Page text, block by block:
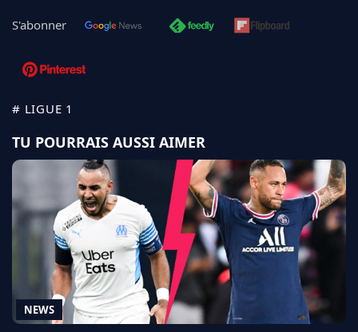
S'abonner
# LIGUE 1
TU POURRAIS AUSSI AIMER
NEWS